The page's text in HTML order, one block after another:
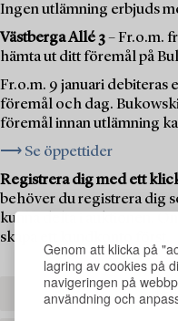
Genom att klicka på
lagring av cookies på
navigeringen på
användning och
Ingen utlämning erbjuds
Västberga Allé 3– Fr.o.m.
hämta ut ditt föremål på
Fr.o.m. 9 januari debiteras
föremål och dag.
föremål innan utlämning
⟶ Se öppettider
Registrera dig med ett
behöver du registrera dig
kunna delta i auktionen.
skapa ett kundkonto först.